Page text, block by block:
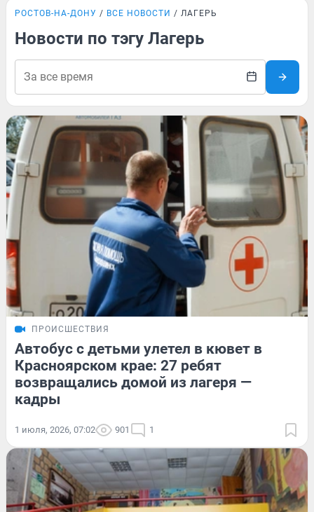
РОСТОВ-НА-ДОНУ ВСЕ НОВОСТИ ЛАГЕРЬ
Новости по тэгу Лагерь
ПРОИСШЕСТВИЯ
Автобус с детьми улетел в кювет в
Красноярском крае: 27 ребят
возвращались домой из лагеря —
кадры
1 июля, 2026, 07:02 901 1